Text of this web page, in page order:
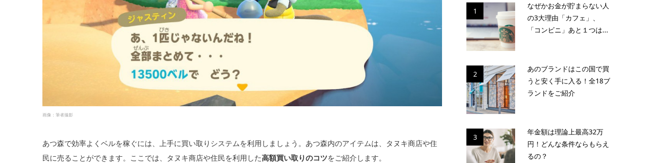
画像：筆者撮影
あつ森で効率よくベルを稼ぐには、上手に買い取りシステムを利用しましょう。あつ森内のアイテムは、タヌキ商店や住
民に売ることができます。ここでは、タヌキ商店や住民を利用した高額買い取りのコツをご紹介します。
1
なぜかお金が貯まらない人
の3大理由「カフェ」、
「コンビニ」あと１つは...
2
あのブランドはこの国で買
うと安く手に入る！全18ブ
ランドをご紹介
3
年金額は理論上最高32万
円！どんな条件ならもらえ
るの？